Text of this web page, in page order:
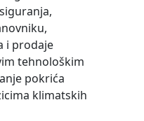
i prodaje
tehnološkim
pokrića
klimatskih